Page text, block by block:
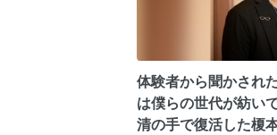
体験者から聞かされ
は僕らの世代が紡
清の手で復活した榎